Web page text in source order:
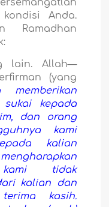
Anda.
Ramadhan
lain. Allah—
(yang
memberikan
kepada
dan orang
kami
kalian
tidak
kalian dan
kasih.